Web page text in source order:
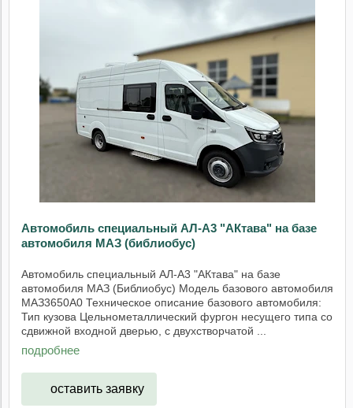
Автомобиль специальный АЛ-А3 "АКтава" на базе
автомобиля МАЗ (библиобус)
Автомобиль специальный АЛ-А3 "АКтава" на базе
автомобиля МАЗ (Библиобус) Модель базового автомобиля
МАЗ3650А0 Техническое описание базового автомобиля:
Тип кузова Цельнометаллический фургон несущего типа со
сдвижной входной дверью, с двухстворчатой ...
подробнее
оставить заявку